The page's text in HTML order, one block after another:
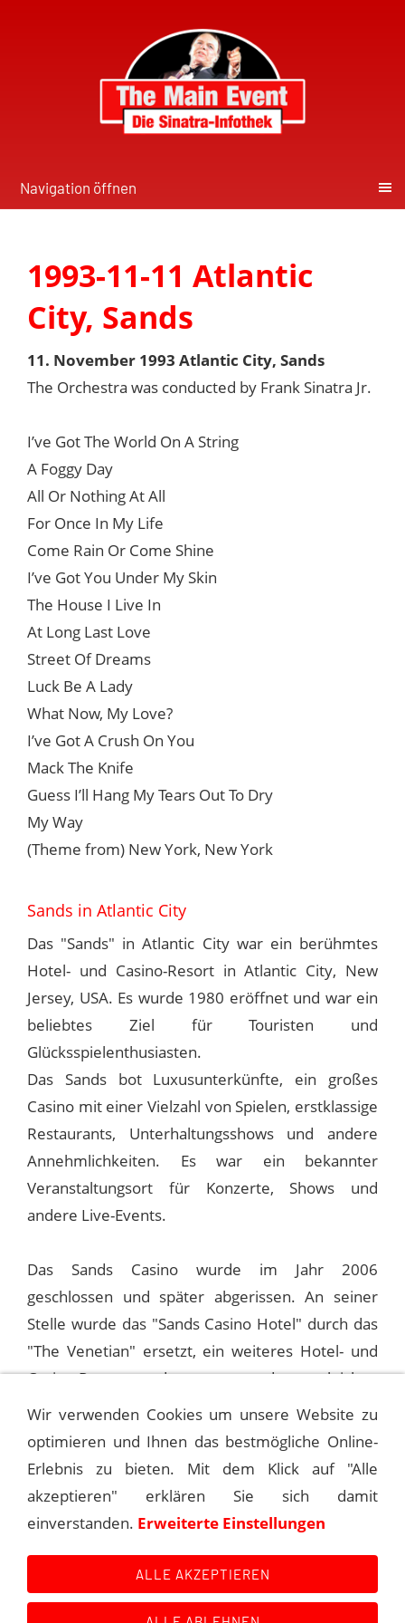
Navigation öffnen
1993-11-11 Atlantic
City, Sands
11. November 1993 Atlantic City, Sands
The Orchestra was conducted by Frank Sinatra Jr.
I’ve Got The World On A String
A Foggy Day
All Or Nothing At All
For Once In My Life
Come Rain Or Come Shine
I’ve Got You Under My Skin
The House I Live In
At Long Last Love
Street Of Dreams
Luck Be A Lady
What Now, My Love?
I’ve Got A Crush On You
Mack The Knife
Guess I’ll Hang My Tears Out To Dry
My Way
(Theme from) New York, New York
Sands in Atlantic City
Das "Sands" in Atlantic City war ein berühmtes
Hotel- und Casino-Resort in Atlantic City, New
Jersey, USA. Es wurde 1980 eröffnet und war ein
beliebtes Ziel für Touristen und
Glücksspielenthusiasten.
Das Sands bot Luxusunterkünfte, ein großes
Casino mit einer Vielzahl von Spielen, erstklassige
Restaurants, Unterhaltungsshows und andere
Annehmlichkeiten. Es war ein bekannter
Veranstaltungsort für Konzerte, Shows und
andere Live-Events.
Das Sands Casino wurde im Jahr 2006
geschlossen und später abgerissen. An seiner
Stelle wurde das "Sands Casino Hotel" durch das
"The Venetian" ersetzt, ein weiteres Hotel- und
Casino-Resort, das von der gleichen
Muttergesellschaft betrieben wird.
1993-11-10 ATLANTIC CITY, SANDS
1993-11-13 ATLANTIC CITY, SANDS
Wir verwenden Cookies um unsere Website zu
optimieren und Ihnen das bestmögliche Online-
Erlebnis zu bieten. Mit dem Klick auf "Alle
akzeptieren" erklären Sie sich damit
einverstanden. Erweiterte Einstellungen
ALLE AKZEPTIEREN